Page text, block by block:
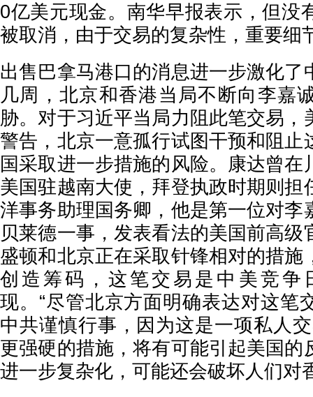
0亿美元现金。南华早报表示，但没
被取消，由于交易的复杂性，重要细
出售巴拿马港口的消息进一步激化了
几周，北京和香港当局不断向李嘉
胁。对于习近平当局力阻此笔交易，
警告，北京一意孤行试图干预和阻止
国采取进一步措施的风险。康达曾在
美国驻越南大使，拜登执政时期则担
洋事务助理国务卿，他是第一位对李
贝莱德一事，发表看法的美国前高级
盛顿和北京正在采取针锋相对的措施
创造筹码，这笔交易是中美竞争
现。“尽管北京方面明确表达对这笔
中共谨慎行事，因为这是一项私人
更强硬的措施，将有可能引起美国的
进一步复杂化，可能还会破坏人们对